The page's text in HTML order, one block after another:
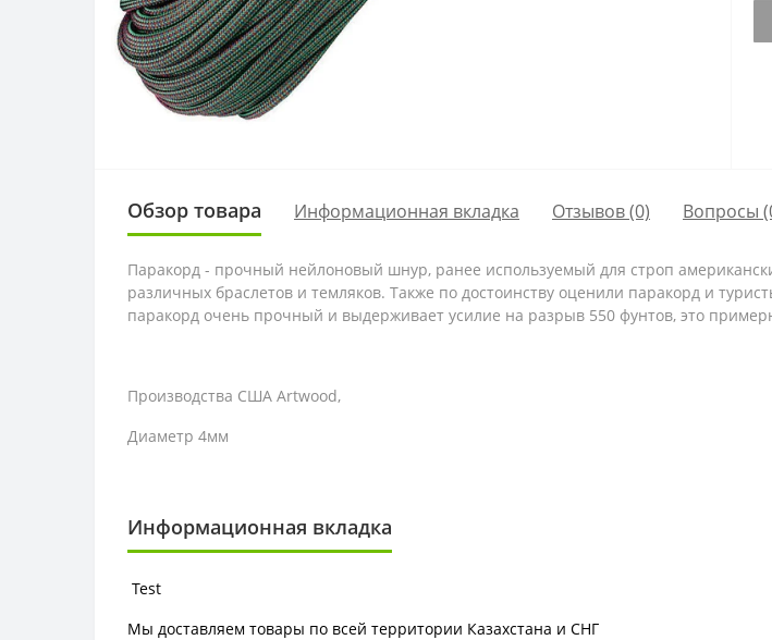
Обзор товара Информационная вкладка Отзывов (0) Вопросы
Паракорд - прочный нейлоновый шнур, ранее используемый для строп
различных браслетов и темляков. Также по достоинству оценили паракорд и
паракорд очень прочный и выдерживает усилие на разрыв 550 фунтов, это
Производства США Artwood,
Диаметр 4мм
Информационная вкладка
Test
Мы доставляем товары по всей территории Казахстана и СНГ